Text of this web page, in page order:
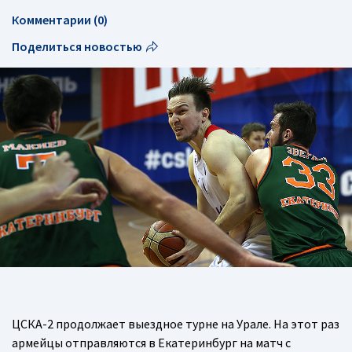
Комментарии (0)
Поделиться новостью
ЦСКА-2 продолжает выездное турне на Урале. На этот раз
армейцы отправляются в Екатеринбург на матч с